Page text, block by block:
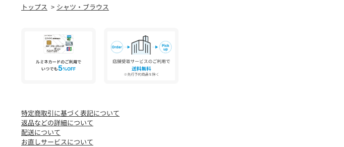
2026SS商品
商品番号:22-01-61-01308
※※お取扱い上の注意※※
19 ブラック
トップス シャツ・ブラウス
特定商取引に基づく表記について
返品などの詳細について
配送について
お直しサービスについて